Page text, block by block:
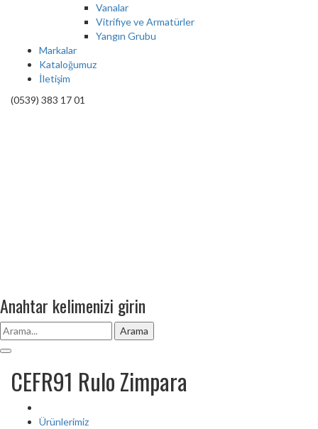
Vanalar
Vitrifiye ve Armatürler
Yangın Grubu
Markalar
Kataloğumuz
İletişim
(0539) 383 17 01
Anahtar kelimenizi girin
Arama
CEFR91 Rulo Zimpara
Ürünlerimiz